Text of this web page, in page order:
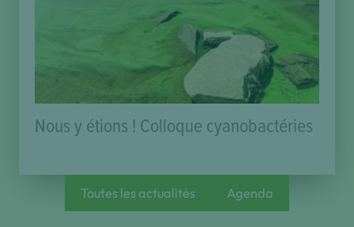
Nous y étions ! Colloque cyanobactéries
Toutes les actualités Agenda